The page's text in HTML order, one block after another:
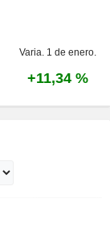
Varia. 1 de enero.
+11,34 %